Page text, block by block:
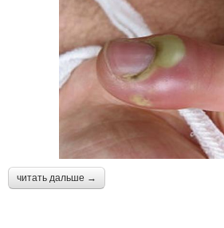
читать дальше →